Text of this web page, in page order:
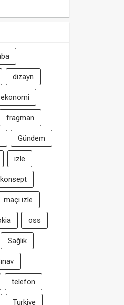
dizayn
ekonomi
fragman
Gündem
izle
konsept
maçı izle
oss
Sağlık
telefon
Turkiye